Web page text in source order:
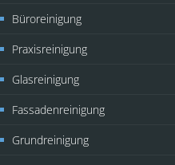
Büroreinigung
Praxisreinigung
Glasreinigung
Fassadenreinigung
Grundreinigung